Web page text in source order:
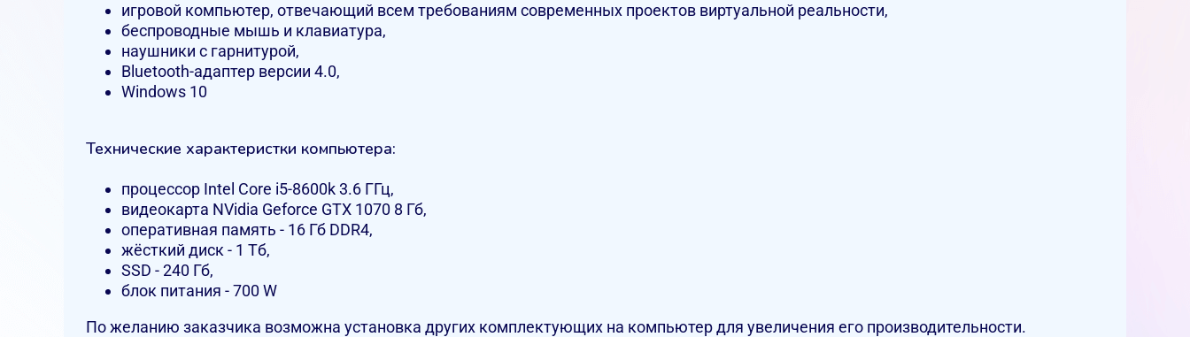
игровой компьютер, отвечающий всем требованиям современных проектов виртуальной реальности,
беспроводные мышь и клавиатура,
наушники с гарнитурой,
Bluetooth-адаптер версии 4.0,
Windows 10
Технические характеристки компьютера:
процессор Intel Core i5-8600k 3.6 ГГц,
видеокарта NVidia Geforce GTX 1070 8 Гб,
оперативная память - 16 Гб DDR4,
жёсткий диск - 1 Тб,
SSD - 240 Гб,
блок питания - 700 W
По желанию заказчика возможна установка других комплектующих на компьютер для увеличения его производительности.